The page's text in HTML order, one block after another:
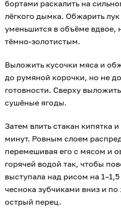
бортами раскалить на
лёгкого дымка. Обжарить
уменьшится в объёме вдвое,
тёмно-золотистым.
Выложить кусочки мяса и
до румяной корочки, но не
готовности. Сверху
сушёные ягоды.
Затем влить стакан кипятка
минут. Ровным слоем
перемешивая его с мясом и
горячей водой так, чтобы
выступала над рисом на
чеснока зубчиками вниз и
острый перец.